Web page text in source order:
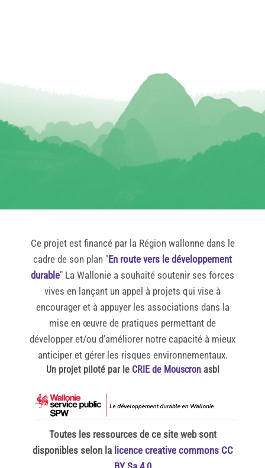
Ce projet est financé par la Région wallonne dans le
cadre de son plan "En route vers le développement
durable" La Wallonie a souhaité soutenir ses forces
vives en lançant un appel à projets qui vise à
encourager et à appuyer les associations dans la
mise en œuvre de pratiques permettant de
développer et/ou d’améliorer notre capacité à mieux
anticiper et gérer les risques environnementaux.
Un projet piloté par le CRIE de Mouscronasbl
Toutes les ressources de ce site web sont
disponibles selon la licence creative commons CC